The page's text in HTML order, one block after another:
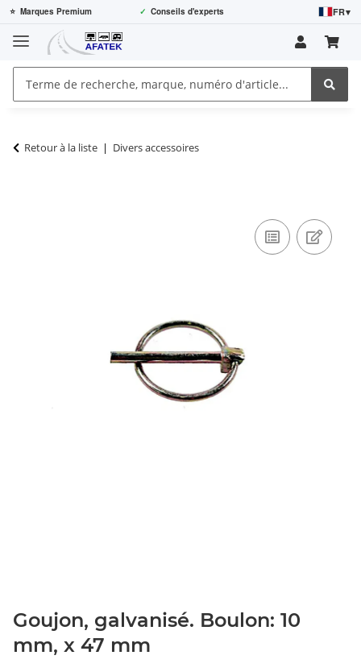
⭐ Marques Premium ✓ Conseils d'experts FR▾
Retour à la liste Divers accessoires
Goujon, galvanisé. Boulon: 10
mm, x 47 mm